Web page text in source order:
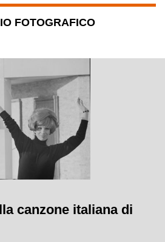
FOTOGRAFICO
canzone italiana di